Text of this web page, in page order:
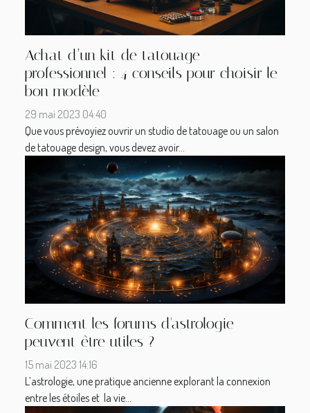
Achat d’un kit de tatouage
professionnel : 4 conseils pour choisir le
bon modèle
29 mai 2023 04:40
Que vous prévoyiez ouvrir un studio de tatouage ou un salon
de tatouage design, vous devez avoir...
Comment les forums d'astrologie
peuvent être utiles ?
15 mai 2023 14:16
L’astrologie, une pratique ancienne explorant la connexion
entre les étoiles et la vie...